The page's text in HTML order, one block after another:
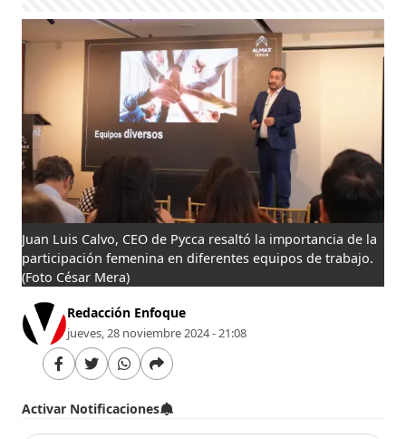
Juan Luis Calvo, CEO de Pycca resaltó la importancia de la
participación femenina en diferentes equipos de trabajo.
(Foto César Mera)
Redacción Enfoque
jueves, 28 noviembre 2024 - 21:08
Activar Notificaciones